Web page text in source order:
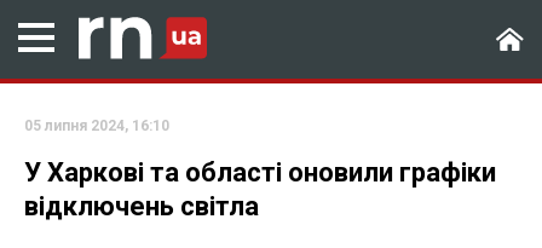
05 липня 2024, 16:10
У Харкові та області оновили графіки
відключень світла